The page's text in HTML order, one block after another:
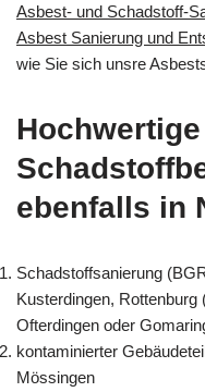
Asbest- und Schadstoff-
Asbest Sanierung und
wie Sie sich unsre
Hochwertige
ebenfalls in
Schadstoffsanierung
Kusterdingen,
Ofterdingen oder
kontaminierter
Mössingen